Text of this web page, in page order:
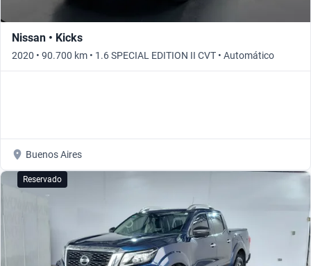
Nissan • Kicks
2020 • 90.700 km • 1.6 SPECIAL EDITION II CVT • Automático
Buenos Aires
Reservado